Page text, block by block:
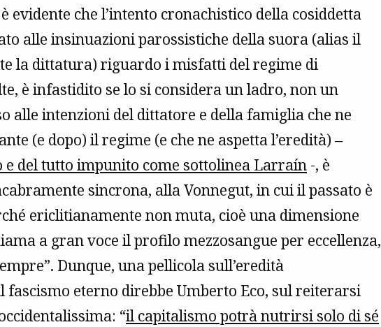
evidente che l’intento cronachistico della cosiddetta
alle insinuazioni parossistiche della suora (alias il
la dittatura) riguardo i misfatti del regime di
è infastidito se lo si considera un ladro, non un
alle intenzioni del dittatore e della famiglia che ne
(e dopo) il regime (e che ne aspetta l’eredità) –
del tutto impunito come sottolinea Larraín -, è
sincrona, alla Vonnegut, in cui il passato è
ericlitianamente non muta, cioè una dimensione
a gran voce il profilo mezzosangue per eccellenza,
Dunque, una pellicola sull’eredità
fascismo eterno direbbe Umberto Eco, sul reiterarsi
“il capitalismo potrà nutrirsi solo di sé